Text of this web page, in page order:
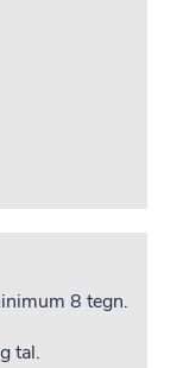
8 tegn.
tal.